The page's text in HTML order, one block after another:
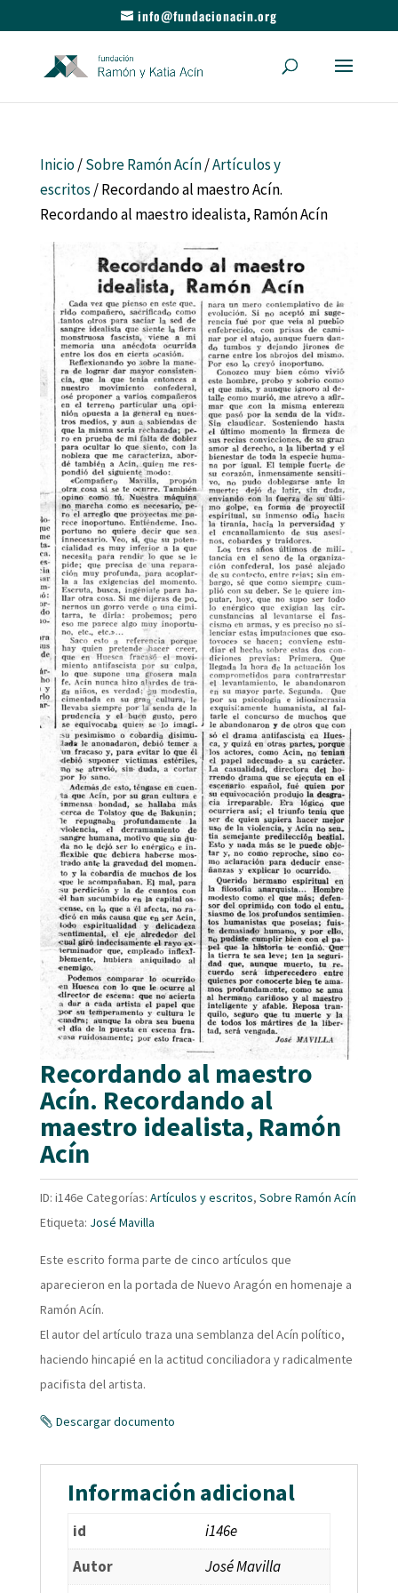
info@fundacionacin.org
Inicio/Sobre Ramón Acín/Artículos y
escritos / Recordando al maestro Acín.
Recordando al maestro idealista, Ramón Acín
Recordando al maestro
Acín. Recordando al
maestro idealista, Ramón
Acín
ID: i146e Categorías: Artículos y escritos, Sobre Ramón Acín
Etiqueta: José Mavilla
Este escrito forma parte de cinco artículos que
aparecieron en la portada de Nuevo Aragón en homenaje a
Ramón Acín.
El autor del artículo traza una semblanza del Acín político,
haciendo hincapié en la actitud conciliadora y radicalmente
pacifista del artista.
Descargar documento
Información adicional
id
i146e
Autor
José Mavilla